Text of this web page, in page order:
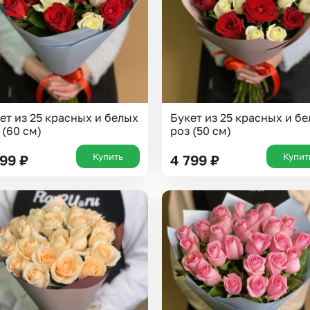
из 25 красных и белых
(60 см)
₽ Купить
Букет из 25 красных и
роз (50 см)
4 799 ₽